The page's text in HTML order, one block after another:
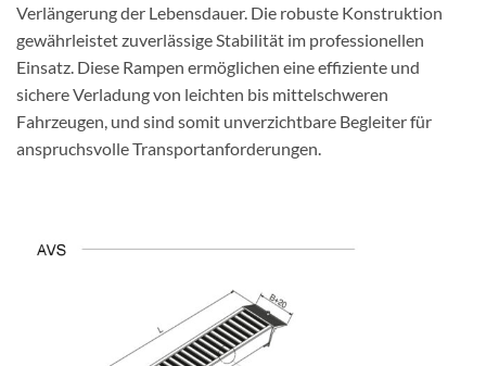
Verlängerung der Lebensdauer. Die robuste Konstruktion
gewährleistet zuverlässige Stabilität im professionellen
Einsatz. Diese Rampen ermöglichen eine effiziente und
sichere Verladung von leichten bis mittelschweren
Fahrzeugen, und sind somit unverzichtbare Begleiter für
anspruchsvolle Transportanforderungen.